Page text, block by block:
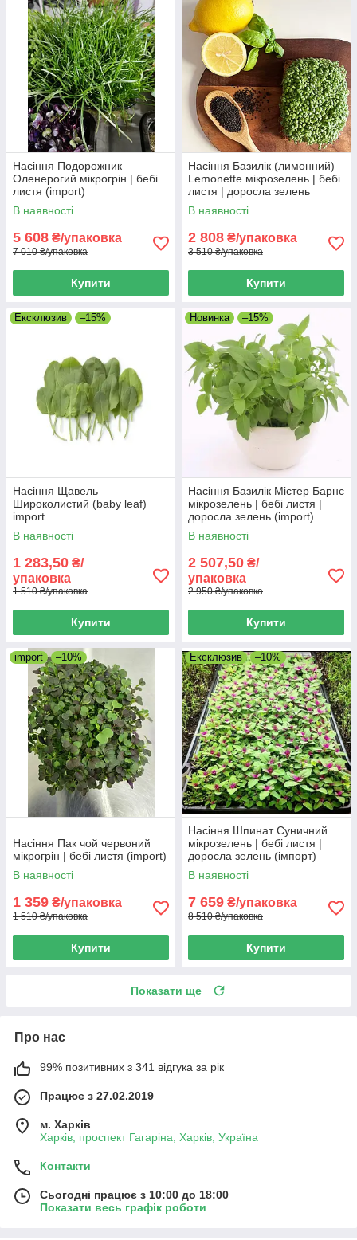
Насіння Подорожник
Оленерогий мікрогрін | бебі
листя (import)
В наявності
5 608 ₴/упаковка
7 010 ₴/упаковка
Купити
Насіння Базилік (лимонний)
Lemonette мікрозелень | бебі
листя | доросла зелень
(import)
В наявності
2 808 ₴/упаковка
3 510 ₴/упаковка
Купити
Ексклюзив –15%
Насіння Щавель
Широколистий (baby leaf)
import
В наявності
1 283,50 ₴/
упаковка
1 510 ₴/упаковка
Купити
Новинка –15%
Насіння Базилік Містер Барнс
мікрозелень | бебі листя |
доросла зелень (import)
В наявності
2 507,50 ₴/
упаковка
2 950 ₴/упаковка
Купити
import –10%
Насіння Пак чой червоний
мікрогрін | бебі листя (import)
В наявності
1 359 ₴/упаковка
1 510 ₴/упаковка
Купити
Ексклюзив –10%
Насіння Шпинат Суничний
мікрозелень | бебі листя |
доросла зелень (імпорт)
В наявності
7 659 ₴/упаковка
8 510 ₴/упаковка
Купити
Показати ще
Про нас
99% позитивних з 341 відгука за рік
Працює з 27.02.2019
м. Харків
Харків, проспект Гагаріна, Харків, Україна
Контакти
Сьогодні працює з 10:00 до 18:00
Показати весь графік роботи